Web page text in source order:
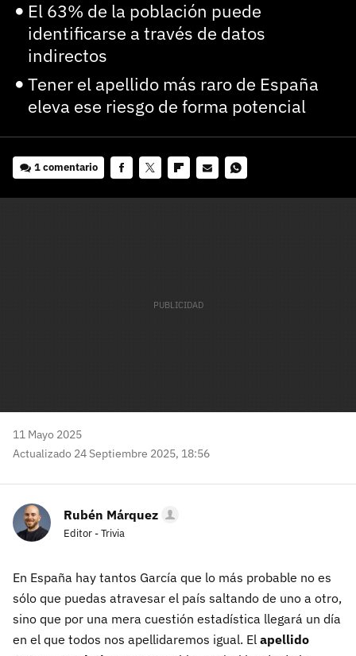
El 63% de la población puede
identificarse a través de datos
indirectos
Tener el apellido más raro de España
eleva ese riesgo de forma potencial
1 comentario
11 Mayo 2025
Actualizado 24 Septiembre 2025, 18:56
Rubén Márquez
Editor - Trivia
En España hay tantos García que lo más probable no es
sólo que puedas atravesar el país saltando de uno a otro,
sino que por una mera cuestión estadística llegará un día
en el que todos nos apellidaremos igual. El apellido